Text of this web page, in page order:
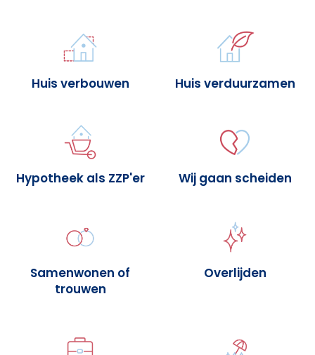
Huis verbouwen Huis verduurzamen
Hypotheek als ZZP'er Wij gaan scheiden
Samenwonen of
trouwen
Overlijden